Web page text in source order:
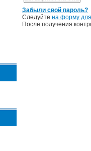
Забыли свой пароль?
Следуйте на форму
После получения